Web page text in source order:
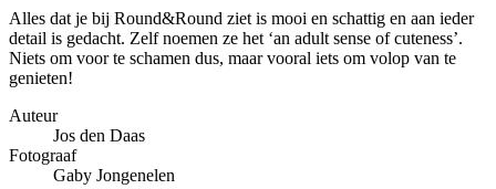
Alles dat je bij Round&Round ziet is mooi en schattig en aan ieder
detail is gedacht. Zelf noemen ze het ‘an adult sense of cuteness’.
Niets om voor te schamen dus, maar vooral iets om volop van te
genieten!
Auteur
Jos den Daas
Fotograaf
Gaby Jongenelen